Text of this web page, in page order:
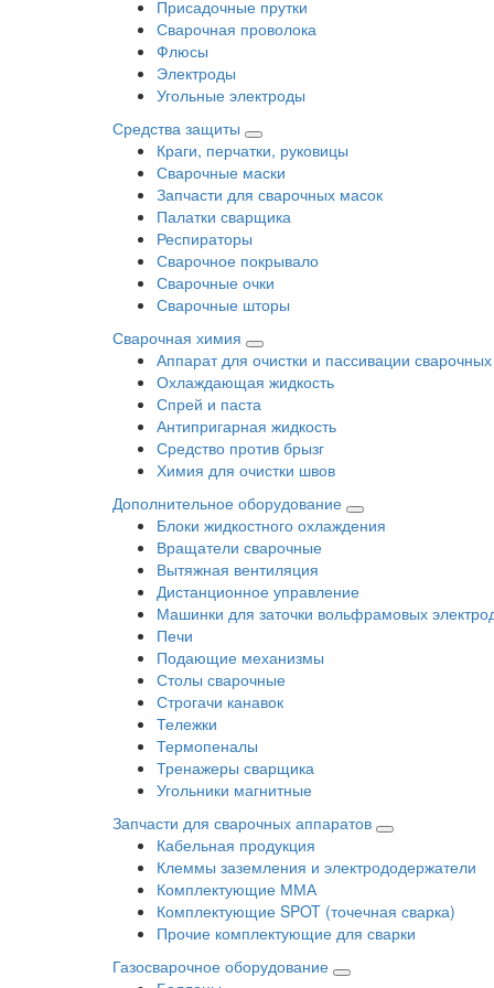
Присадочные прутки
Сварочная проволока
Флюсы
Электроды
Угольные электроды
Средства защиты
Краги, перчатки, руковицы
Сварочные маски
Запчасти для сварочных масок
Палатки сварщика
Респираторы
Сварочное покрывало
Сварочные очки
Сварочные шторы
Сварочная химия
Аппарат для очистки и пассивации
Охлаждающая жидкость
Спрей и паста
Антипригарная жидкость
Средство против брызг
Химия для очистки швов
Дополнительное оборудование
Блоки жидкостного охлаждения
Вращатели сварочные
Вытяжная вентиляция
Дистанционное управление
Машинки для заточки вольфрамовых
Печи
Подающие механизмы
Столы сварочные
Строгачи канавок
Тележки
Термопеналы
Тренажеры сварщика
Угольники магнитные
Запчасти для сварочных аппаратов
Кабельная продукция
Клеммы заземления и электрододержатели
Комплектующие ММА
Комплектующие SPOT (точечная сварка)
Прочие комплектующие для сварки
Газосварочное оборудование